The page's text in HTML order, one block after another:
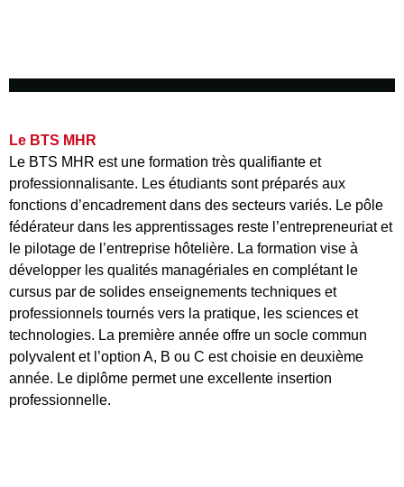
Le BTS MHR
Le BTS MHR est une formation très qualifiante et
professionnalisante. Les étudiants sont préparés aux
fonctions d’encadrement dans des secteurs variés. Le pôle
fédérateur dans les apprentissages reste l’entrepreneuriat et
le pilotage de l’entreprise hôtelière. La formation vise à
développer les qualités managériales en complétant le
cursus par de solides enseignements techniques et
professionnels tournés vers la pratique, les sciences et
technologies. La première année offre un socle commun
polyvalent et l’option A, B ou C est choisie en deuxième
année. Le diplôme permet une excellente insertion
professionnelle.